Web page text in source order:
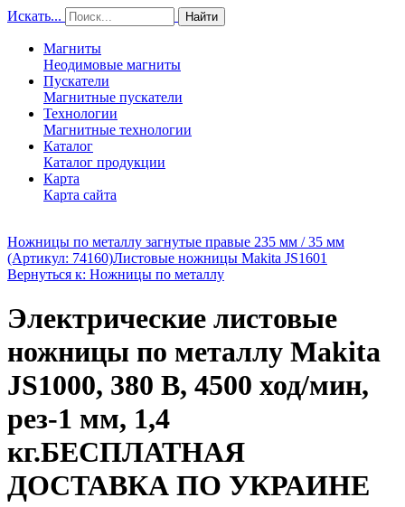
Искать... Найти
Магниты
Неодимовые магниты
Пускатели
Магнитные пускатели
Технологии
Магнитные технологии
Каталог
Каталог продукции
Карта
Карта сайта
Ножницы по металлу загнутые правые 235 мм / 35 мм
(Артикул: 74160)Листовые ножницы Makita JS1601
Вернуться к: Ножницы по металлу
Электрические листовые
ножницы по металлу Makita
JS1000, 380 В, 4500 ход/мин,
рез-1 мм, 1,4
кг.БЕСПЛАТНАЯ
ДОСТАВКА ПО УКРАИНЕ